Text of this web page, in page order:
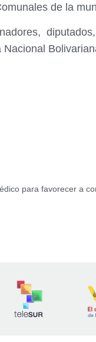
de la
para favorecer a